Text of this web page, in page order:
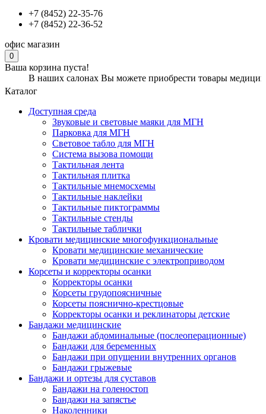
+7 (8452) 22-35-76
+7 (8452) 22-36-52
офис магазин
0
Ваша корзина пуста!
салонах Вы можете приобрести товары медицинского и
Каталог
Доступная среда
Звуковые и световые маяки для МГН
Парковка для МГН
Световое табло для МГН
Система вызова помощи
Тактильная лента
Тактильная плитка
Тактильные мнемосхемы
Тактильные наклейки
Тактильные пиктограммы
Тактильные стенды
Тактильные таблички
Кровати медицинские многофункциональные
Кровати медицинские механические
Кровати медицинские с электроприводом
Корсеты и корректоры осанки
Корректоры осанки
Корсеты грудопоясничные
Корсеты пояснично-крестцовые
Корректоры осанки и реклинаторы детские
Бандажи медицинские
Бандажи абдоминальные (послеоперационные)
Бандажи для беременных
Бандажи при опущении внутренних органов
Бандажи грыжевые
Бандажи и ортезы для суставов
Бандажи на голеностоп
Бандажи на запястье
Наколенники